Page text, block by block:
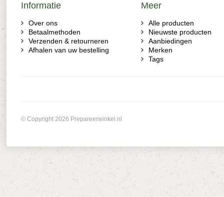
Informatie
Over ons
Betaalmethoden
Verzenden & retourneren
Afhalen van uw bestelling
Meer
Alle producten
Nieuwste producten
Aanbiedingen
Merken
Tags
© Copyright 2026 Prepareerwinkel.nl